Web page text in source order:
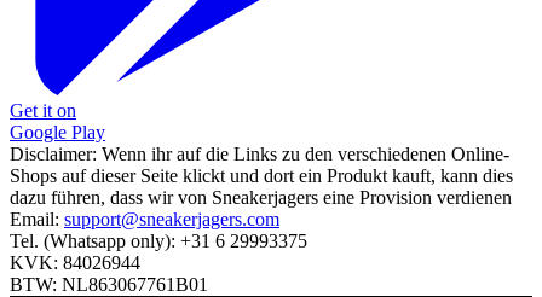
Get it on
Google Play
Disclaimer: Wenn ihr auf die Links zu den verschiedenen Online-
Shops auf dieser Seite klickt und dort ein Produkt kauft, kann dies
dazu führen, dass wir von Sneakerjagers eine Provision verdienen
Email: support@sneakerjagers.com
Tel. (Whatsapp only): +31 6 29993375
KVK: 84026944
BTW: NL863067761B01